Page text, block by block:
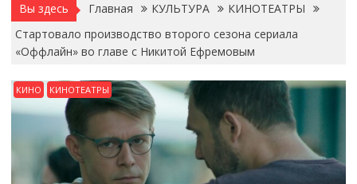
Вы здесь Главная КУЛЬТУРА
КИНОТЕАТРЫ
Стартовало производство второго сезона сериала
«Оффлайн» во главе с Никитой Ефремовым
КИНО КИНОТЕАТРЫ